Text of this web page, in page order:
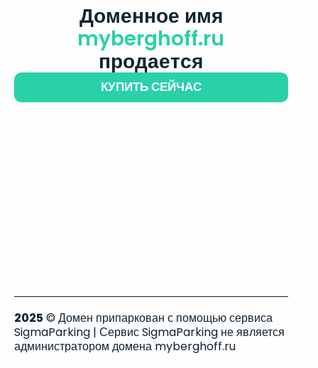
Доменное имя
myberghoff.ru
продается
КУПИТЬ СЕЙЧАС
2025 © Домен припаркован с помощью сервиса
SigmaParking | Сервис SigmaParking не является
администратором домена myberghoff.ru